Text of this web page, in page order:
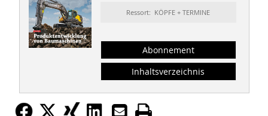
Ressort: KÖPFE + TERMINE
Abonnement
Inhaltsverzeichnis